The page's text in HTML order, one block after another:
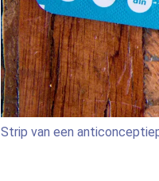
Strip van een